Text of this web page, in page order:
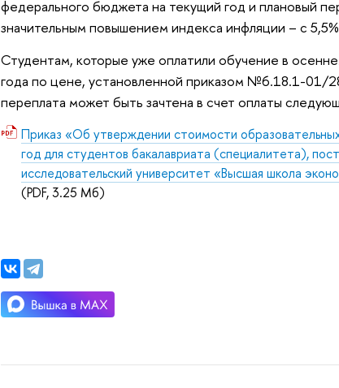
федерального бюджета на текущий год и плановый
значительным повышением индекса инфляции – с
Студентам, которые уже оплатили обучение в
года по цене, установленной приказом №6.18.1-01/
переплата может быть зачтена в счет оплаты
Приказ «Об утверждении стоимости
год для студентов бакалавриата (специалитета),
исследовательский университет «Высшая школа
(PDF, 3.25 Мб)